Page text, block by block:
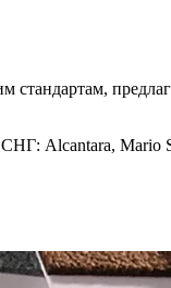
Alcantara, Mario